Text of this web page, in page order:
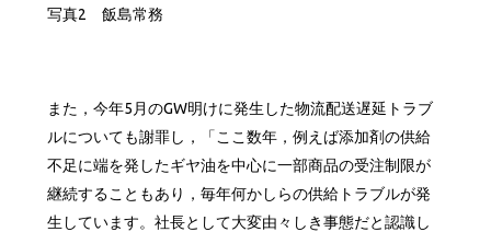
写真2 飯島常務
また，今年5月のGW明けに発生した物流配送遅延トラブ
ルについても謝罪し，「ここ数年，例えば添加剤の供給
不足に端を発したギヤ油を中心に一部商品の受注制限が
継続することもあり，毎年何かしらの供給トラブルが発
生しています。社長として大変由々しき事態だと認識し